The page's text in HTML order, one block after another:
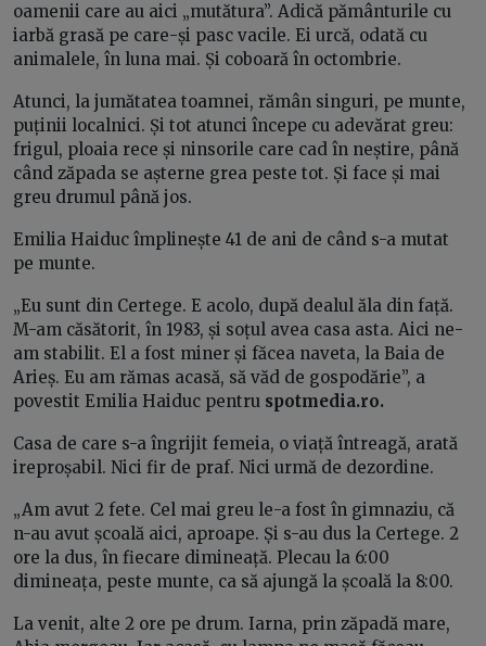
oamenii care au aici „mutătura”. Adică pământurile cu
iarbă grasă pe care-și pasc vacile. Ei urcă, odată cu
animalele, în luna mai. Și coboară în octombrie.
Atunci, la jumătatea toamnei, rămân singuri, pe munte,
puținii localnici. Și tot atunci începe cu adevărat greu:
frigul, ploaia rece și ninsorile care cad în neștire, până
când zăpada se așterne grea peste tot. Și face și mai
greu drumul până jos.
Emilia Haiduc împlinește 41 de ani de când s-a mutat
pe munte.
„Eu sunt din Certege. E acolo, după dealul ăla din față.
M-am căsătorit, în 1983, și soțul avea casa asta. Aici ne-
am stabilit. El a fost miner și făcea naveta, la Baia de
Arieș. Eu am rămas acasă, să văd de gospodărie”, a
povestit Emilia Haiduc pentru spotmedia.ro.
Casa de care s-a îngrijit femeia, o viață întreagă, arată
ireproșabil. Nici fir de praf. Nici urmă de dezordine.
„Am avut 2 fete. Cel mai greu le-a fost în gimnaziu, că
n-au avut școală aici, aproape. Și s-au dus la Certege. 2
ore la dus, în fiecare dimineață. Plecau la 6:00
dimineața, peste munte, ca să ajungă la școală la 8:00.
La venit, alte 2 ore pe drum. Iarna, prin zăpadă mare,